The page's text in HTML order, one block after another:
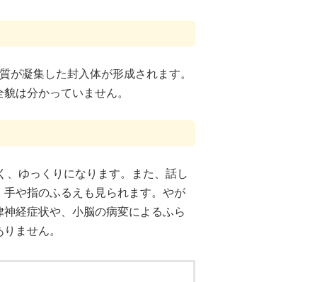
が凝集した封入体が形成されます。
は分かっていません。
、ゆっくりになります。また、話し
や指のふるえも見られます。やが
経症状や、小脳の病変によるふら
ません。